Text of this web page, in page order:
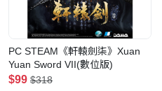
PC STEAM《軒轅劍柒》Xuan
Yuan Sword VII(數位版)
$99 $318